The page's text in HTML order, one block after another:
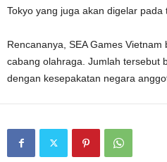
Tokyo yang juga akan digelar pada
Rencananya, SEA Games
cabang olahraga. Jumlah tersebut
dengan kesepakatan negara